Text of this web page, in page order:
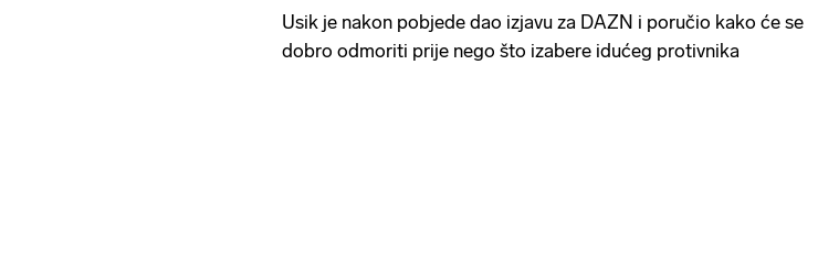
Usik je nakon pobjede dao izjavu za DAZN i poručio kako će se
dobro odmoriti prije nego što izabere idućeg protivnika